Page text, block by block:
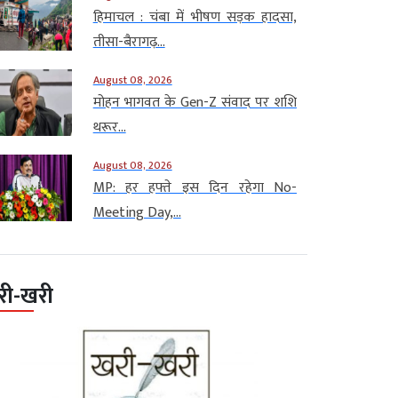
हिमाचल : चंबा में भीषण सड़क हादसा,
तीसा-बैरागढ़...
August 08, 2026
मोहन भागवत के Gen-Z संवाद पर शशि
थरूर...
August 08, 2026
MP: हर हफ्ते इस दिन रहेगा No-
Meeting Day,...
खरी